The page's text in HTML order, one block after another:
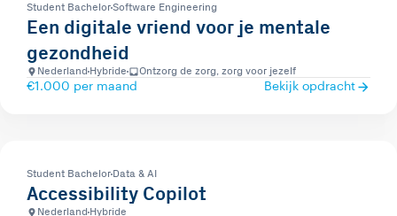
Student BachelorSoftware Engineering
Een digitale vriend voor je mentale
gezondheid
Nederland Hybride Ontzorg de zorg, zorg voor jezelf
€1.000 per maand Bekijk opdracht
Student Bachelor Data & AI
Accessibility Copilot
Nederland Hybride